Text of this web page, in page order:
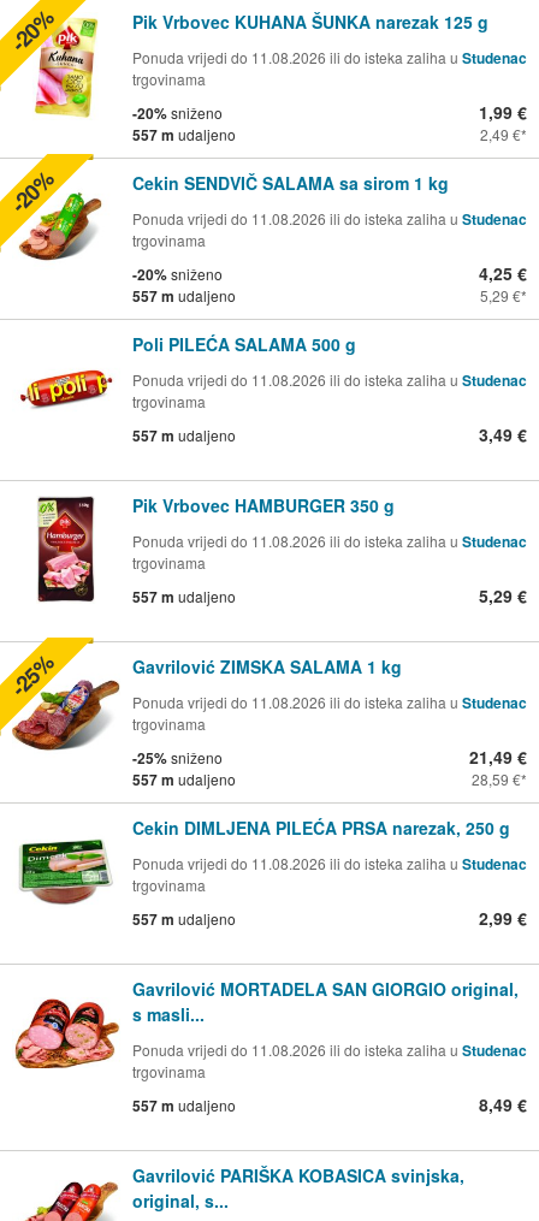
Pik Vrbovec KUHANA ŠUNKA narezak 125 g
Ponuda vrijedi do 11.08.2026 ili do isteka zaliha u Studenac
trgovinama
-20%sniženo
557 m udaljeno
1,99 €
2,49 €
-20%
Cekin SENDVIČ SALAMA sa sirom 1 kg
Ponuda vrijedi do 11.08.2026 ili do isteka zaliha u Studenac
trgovinama
-20%sniženo
557 m udaljeno
4,25 €
5,29 €
-20%
Poli PILEĆA SALAMA 500 g
Ponuda vrijedi do 11.08.2026 ili do isteka zaliha u Studenac
trgovinama
557 m udaljeno 3,49 €
Pik Vrbovec HAMBURGER 350 g
Ponuda vrijedi do 11.08.2026 ili do isteka zaliha u Studenac
trgovinama
557 m udaljeno 5,29 €
Gavrilović ZIMSKA SALAMA 1 kg
Ponuda vrijedi do 11.08.2026 ili do isteka zaliha u Studenac
trgovinama
-25%sniženo
557 m udaljeno
21,49 €
28,59 €
-25%
Cekin DIMLJENA PILEĆA PRSA narezak, 250 g
Ponuda vrijedi do 11.08.2026 ili do isteka zaliha u Studenac
trgovinama
557 m udaljeno 2,99 €
Gavrilović MORTADELA SAN GIORGIO original,
s masli...
Ponuda vrijedi do 11.08.2026 ili do isteka zaliha u Studenac
trgovinama
557 m udaljeno 8,49 €
Gavrilović PARIŠKA KOBASICA svinjska,
original, s...